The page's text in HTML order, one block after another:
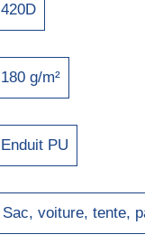
420D
180 g/m²
Enduit PU
Sac, voiture, tente,